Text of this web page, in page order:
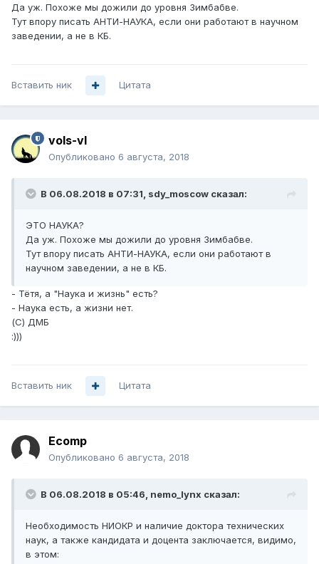
Да уж. Похоже мы дожили до уровня Зимбабве.
Тут впору писать АНТИ-НАУКА, если они работают в научном
заведении, а не в КБ.
Вставить ник Цитата
vols-vl
Опубликовано 6 августа, 2018
В 06.08.2018 в 07:31, sdy_moscow сказал:
ЭТО НАУКА?
Да уж. Похоже мы дожили до уровня Зимбабве.
Тут впору писать АНТИ-НАУКА, если они работают в
научном заведении, а не в КБ.
- Тётя, а "Наука и жизнь" есть?
- Наука есть, а жизни нет.
(С) ДМБ
:)))
Вставить ник Цитата
Ecomp
Опубликовано 6 августа, 2018
В 06.08.2018 в 05:46, nemo_lynx сказал:
Необходимость НИОКР и наличие доктора технических
наук, а также кандидата и доцента заключается, видимо,
в этом: